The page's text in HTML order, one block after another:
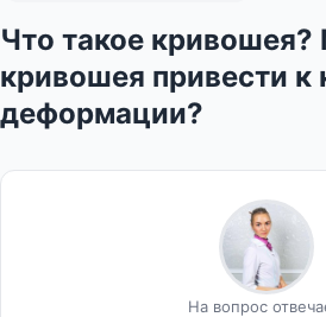
Что такое
кривошея привести к
деформации?
На вопрос